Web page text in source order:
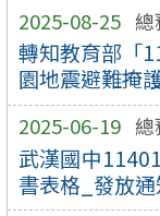
2025-08-25 總
轉知教育部「
園地震避難掩
2025-06-19 總
武漢國中
書表格_發放